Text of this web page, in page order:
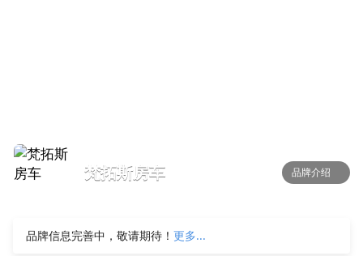
梵拓斯房车 品牌介绍
品牌信息完善中，敬请期待！ 更多...